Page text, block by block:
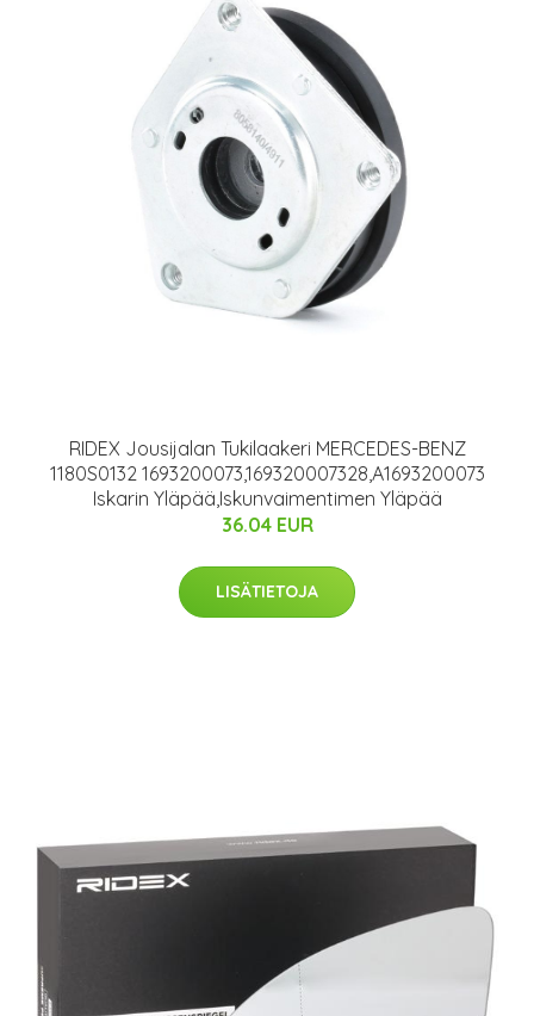
RIDEX Jousijalan Tukilaakeri MERCEDES-BENZ
1180S0132 1693200073,169320007328,A1693200073
Iskarin Yläpää,Iskunvaimentimen Yläpää
36.04 EUR
LISÄTIETOJA